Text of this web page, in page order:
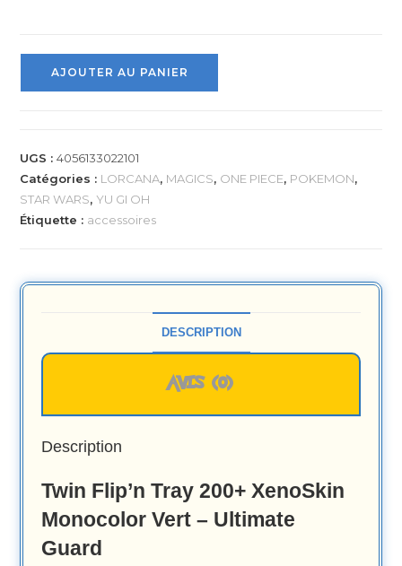
AJOUTER AU PANIER
UGS :4056133022101
Catégories : LORCANA, MAGICS, ONE PIECE, POKEMON,
STAR WARS,YU GI OH
Étiquette : accessoires
DESCRIPTION
AVIS (0)
Description
Twin Flip’n Tray 200+ XenoSkin
Monocolor Vert – Ultimate
Guard